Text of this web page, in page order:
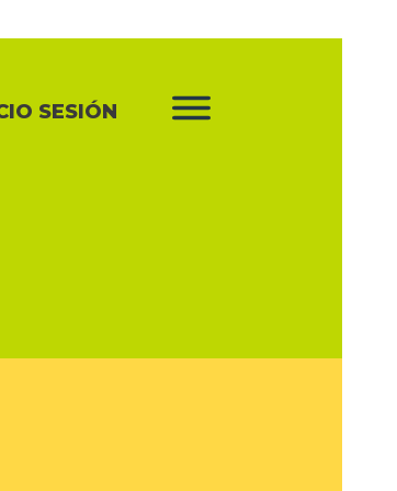
SESIÓN